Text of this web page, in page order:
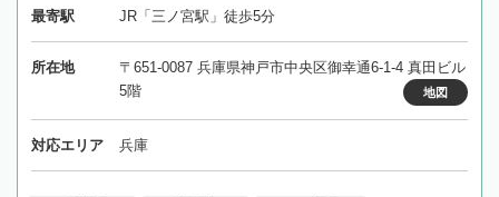
最寄駅 JR「三ノ宮駅」徒歩5分
所在地
〒651-0087 兵庫県神戸市中央区御幸通6-1-4 真田ビル
5階
地図
対応エリア 兵庫